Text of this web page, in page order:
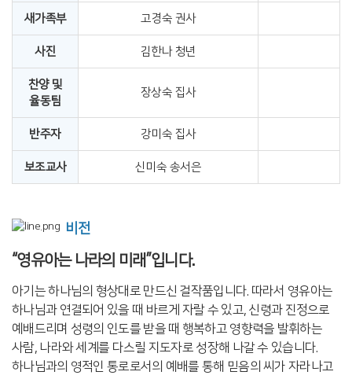
새가족부 고경숙 권사
사진 김한나 청년
찬양 및
율동팀
장상숙 집사
반주자 강미숙 집사
보조교사 신미숙 송서은
비전
“영유아는 나라의 미래”입니다.
아기는 하나님의 형상대로 만드신 걸작품입니다. 따라서 영유아는
하나님과 연결되어 있을 때 바르게 자랄 수 있고, 신령과 진정으로
예배드리며 성령의 인도를 받을 때 행복하고 영향력을 발휘하는
사람, 나라와 세계를 다스릴 지도자로 성장해 나갈 수 있습니다.
하나님과의 영적인 통로로서의 예배를 통해 믿음의 씨가 자라나고